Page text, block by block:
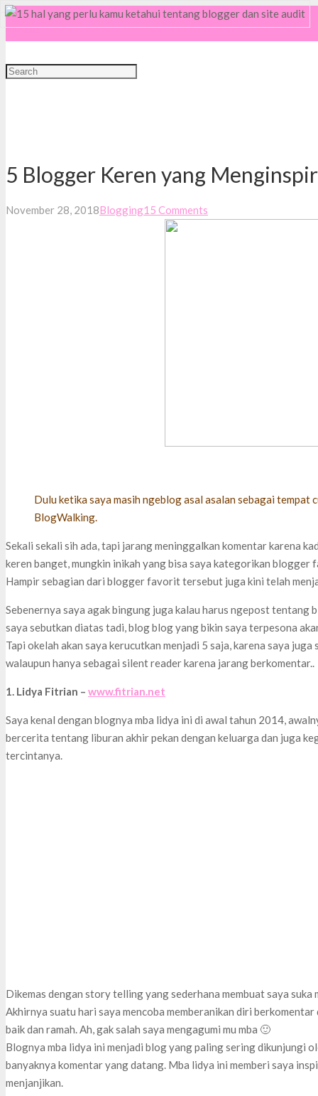
MENU
5 Blogger Keren yang
November 28, 2018Blogging15 Comments
Dulu ketika saya masih ngeblog asal asalan sebagai tempat
BlogWalking.
Sekali sekali sih ada, tapi jarang meninggalkan komentar karena
keren banget, mungkin inikah yang bisa saya kategorikan blogger
Hampir sebagian dari blogger favorit tersebut juga kini telah
Sebenernya saya agak bingung juga kalau harus ngepost
saya sebutkan diatas tadi, blog blog yang bikin saya terpesona
Tapi okelah akan saya kerucutkan menjadi 5 saja, karena saya
walaupun hanya sebagai silent reader karena jarang berkomentar..
1. Lidya Fitrian – www.fitrian.net
Saya kenal dengan blognya mba lidya ini di awal tahun 2014,
bercerita tentang liburan akhir pekan dengan keluarga dan juga
tercintanya.
Dikemas dengan story telling yang sederhana membuat saya
Akhirnya suatu hari saya mencoba memberanikan diri
baik dan ramah. Ah, gak salah saya mengagumi mu mba 🙂
Blognya mba lidya ini menjadi blog yang paling sering dikunjungi
banyaknya komentar yang datang. Mba lidya ini memberi saya
menjanjikan.